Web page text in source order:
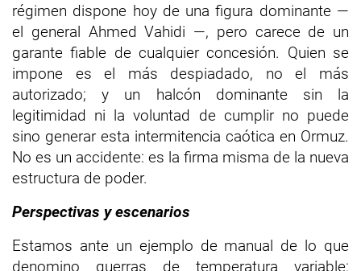
régimen dispone hoy de una figura dominante —
el general Ahmed Vahidi —, pero carece de un
garante fiable de cualquier concesión. Quien se
impone es el más despiadado, no el más
autorizado; y un halcón dominante sin la
legitimidad ni la voluntad de cumplir no puede
sino generar esta intermitencia caótica en Ormuz.
No es un accidente: es la firma misma de la nueva
estructura de poder.
Perspectivas y escenarios
Estamos ante un ejemplo de manual de lo que
denomino guerras de temperatura variable: